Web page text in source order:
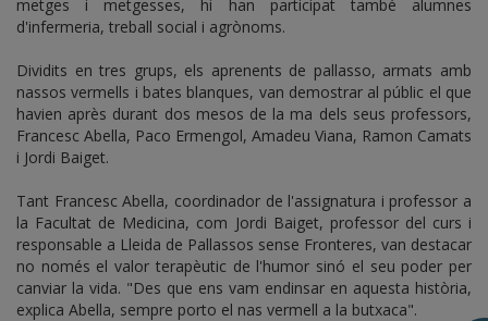
metges i metgesses, hi han participat també alumnes
d'infermeria, treball social i agrònoms.
Dividits en tres grups, els aprenents de pallasso, armats amb
nassos vermells i bates blanques, van demostrar al públic el que
havien après durant dos mesos de la ma dels seus professors,
Francesc Abella, Paco Ermengol, Amadeu Viana, Ramon Camats
i Jordi Baiget.
Tant Francesc Abella, coordinador de l'assignatura i professor a
la Facultat de Medicina, com Jordi Baiget, professor del curs i
responsable a Lleida de Pallassos sense Fronteres, van destacar
no només el valor terapèutic de l'humor sinó el seu poder per
canviar la vida. "Des que ens vam endinsar en aquesta història,
explica Abella, sempre porto el nas vermell a la butxaca".